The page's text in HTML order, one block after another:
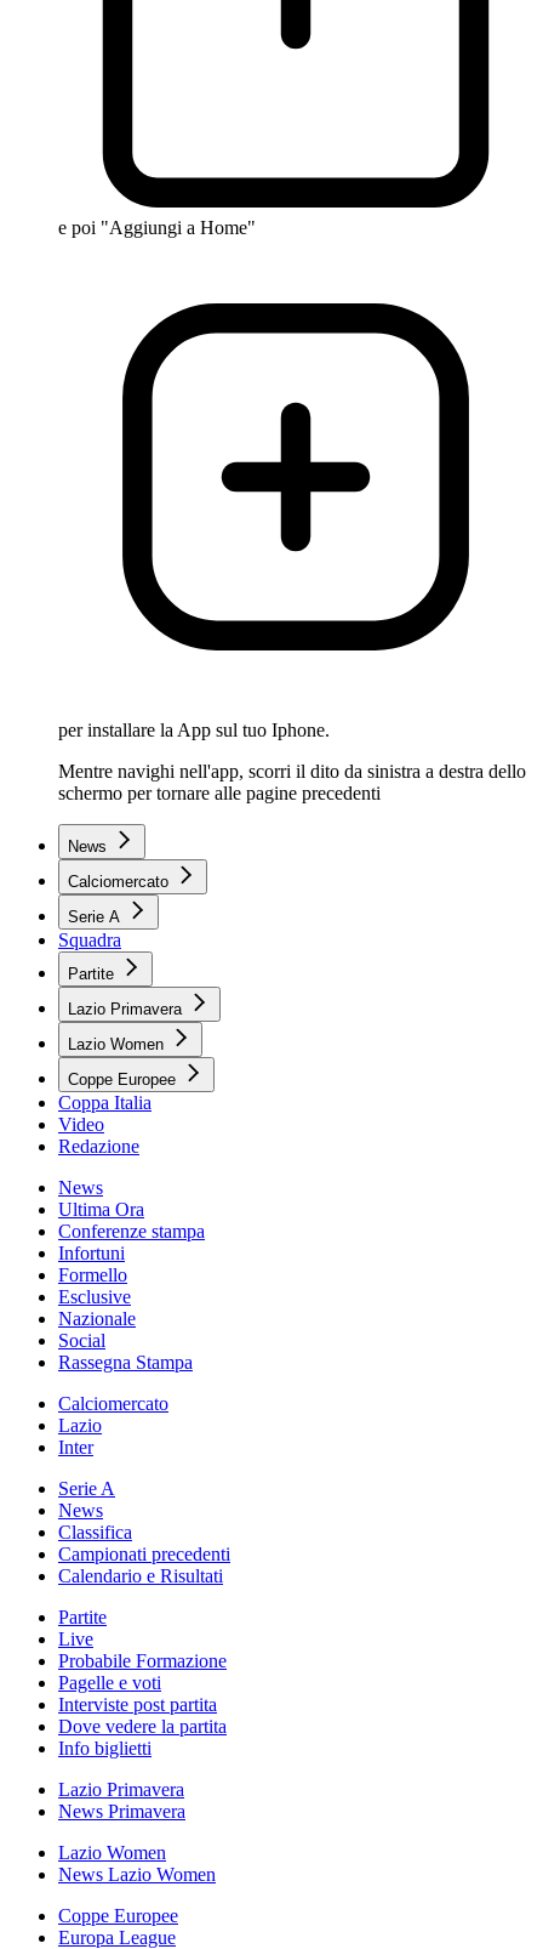
e poi "Aggiungi a Home"
per installare la App sul tuo Iphone.
Mentre navighi nell'app, scorri il dito da sinistra a destra dello
schermo per tornare alle pagine precedenti
News
Calciomercato
Serie A
Squadra
Partite
Lazio Primavera
Lazio Women
Coppe Europee
Coppa Italia
Video
Redazione
News
Ultima Ora
Conferenze stampa
Infortuni
Formello
Esclusive
Nazionale
Social
Rassegna Stampa
Calciomercato
Lazio
Inter
Serie A
News
Classifica
Campionati precedenti
Calendario e Risultati
Partite
Live
Probabile Formazione
Pagelle e voti
Interviste post partita
Dove vedere la partita
Info biglietti
Lazio Primavera
News Primavera
Lazio Women
News Lazio Women
Coppe Europee
Europa League